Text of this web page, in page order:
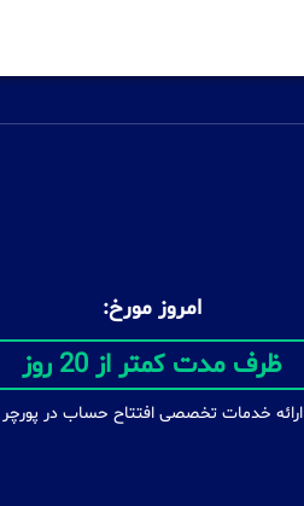
امروز مورخ:
بدون محدودیت
ارائه خدمات تخصصی افتتاح حساب در پورچر